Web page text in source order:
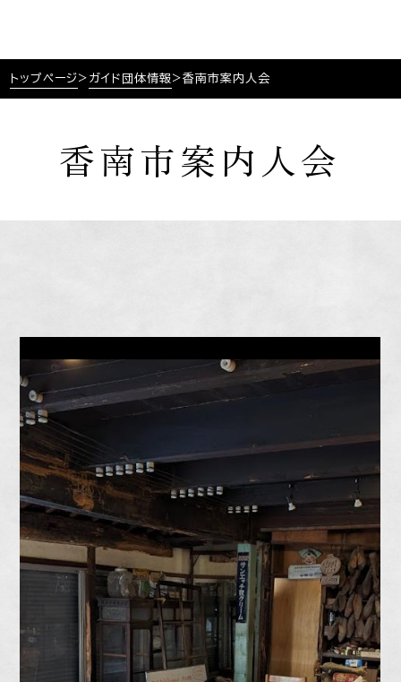
トップページ > ガイド団体情報>香南市案内人会
香南市案内人会